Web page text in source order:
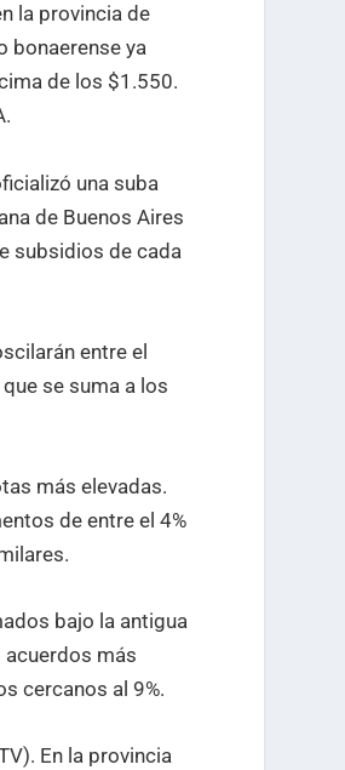
la provincia de
bonaerense ya
de los $1.550.
una suba
de Buenos Aires
subsidios de cada
entre el
se suma a los
más elevadas.
de entre el 4%
bajo la antigua
acuerdos más
cercanos al 9%.
En la provincia